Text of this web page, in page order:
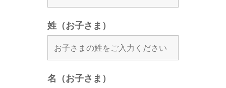
姓（お子さま）
名（お子さま）